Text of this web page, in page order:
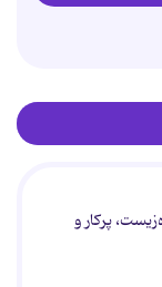
پرکار و